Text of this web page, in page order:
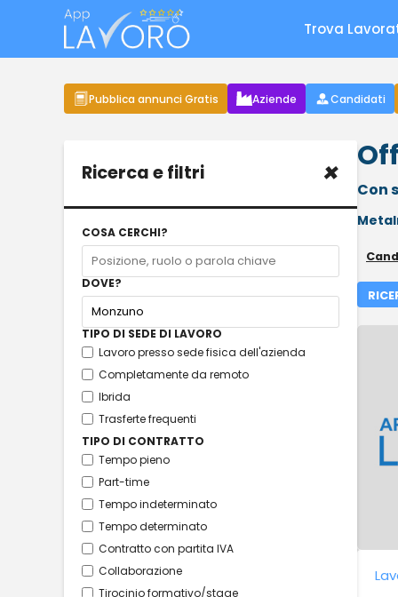
Trova
Pubblica annunci Gratis Aziende Candidati
Ricerca e filtri ×
COSA CERCHI?
DOVE?
TIPO DI SEDE DI LAVORO
Lavoro presso sede fisica dell'azienda
Completamente da remoto
Ibrida
Trasferte frequenti
TIPO DI CONTRATTO
Tempo pieno
Part-time
Tempo indeterminato
Tempo determinato
Contratto con partita IVA
Collaborazione
Tirocinio formativo/stage
Con